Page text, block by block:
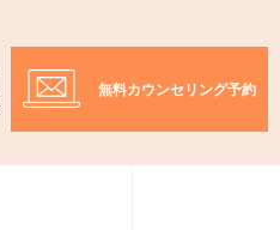
無料カウンセリング予約